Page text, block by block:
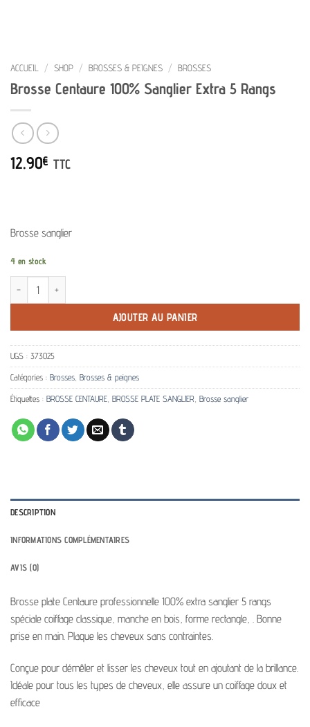
ACCUEIL / SHOP / BROSSES & PEIGNES / BROSSES
Brosse Centaure 100% Sanglier Extra 5 Rangs
12.90€ TTC
Brosse sanglier
4 en stock
quantité de Brosse Centaure 100% Sanglier Extra 5 Rangs
AJOUTER AU PANIER
UGS : 373025
Catégories : Brosses Brosses & peignes
Étiquettes : BROSSE CENTAURE BROSSE PLATE SANGLIER Brosse sanglier
DESCRIPTION
INFORMATIONS COMPLÉMENTAIRES
AVIS (0)
Brosse plate Centaure professionnelle 100% extra sanglier 5 rangs
spéciale coiffage classique, manche en bois, forme rectangle, . Bonne
prise en main. Plaque les cheveux sans contraintes.
Conçue pour démêler et lisser les cheveux tout en ajoutant de la brillance.
Idéale pour tous les types de cheveux, elle assure un coiffage doux et
efficace